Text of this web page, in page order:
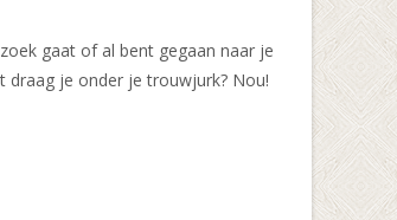
gaat of al bent gegaan naar je
draag je onder je trouwjurk? Nou!